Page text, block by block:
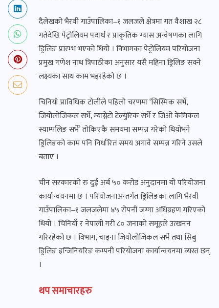
दैलेखको भैरवी गाउँपालिका–१ जलजले क्षेत्रमा गत वैशाख २८
गतेदेखि पेट्रोलियम पदार्थ र प्राकृतिक ग्यास अन्वेषणका लागि
ड्रिलिङ प्रारम्भ भएको थियो । विभागका पेट्रोलियम परियोजना
प्रमुख गणेश नाथ त्रिपाठीका अनुसार यसै महिना ड्रिलिङ सक्ने
लक्ष्यका साथ काम भइरहेको छ ।
चिनियाँ प्राविधिक टोलीले पहिलो चरणमा ‘सिस्मिक सर्भे,
जियोलोजिकल सर्भे, म्याग्नेटो टेल्युरिक सर्भे र जिओ केमिकल
स्याम्पलिङ सर्भे’ तोकिएकै समयमा सम्पन्न गरेको थियोभने
ड्रिलिङको काम पनि निर्धारित समय अगावै सम्पन्न गरिने उसले
बताए ।
चीन सरकारको रु दुई अर्ब ५० करोड अनुदानमा यो परियोजना
कार्यान्वयनमा छ । परियोजनाअन्तर्गत ड्रिलिङका लागि भैरवी
गाउँपालिका–१ जलजलेमा ४५ रोपनी जग्गा अधिग्रहण गरिएको
थियो । चिनियाँ र नेपाली गरी ८० जनाको समूहले उत्खनन
गरिरहेको छ । विभाग, चाइना जियोलोजिकल सर्भे तथा सिबु
ड्रिलिङ इन्जिनियरिङ कम्पनी परियोजना कार्यान्वयनमा व्यस्त छन्
।
थप समाचारहरु